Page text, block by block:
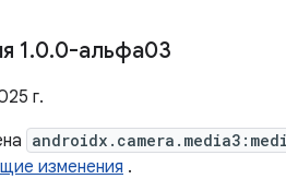
1.0.0-альфа03
г.
изменения .